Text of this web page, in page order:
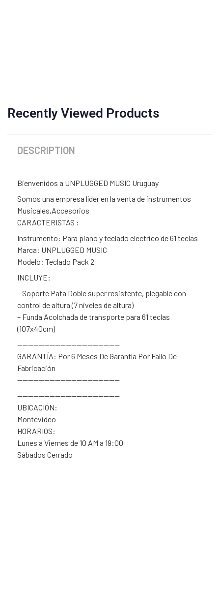
Recently Viewed Products
DESCRIPTION
Bienvenidos a UNPLUGGED MUSIC Uruguay
Somos una empresa líder en la venta de instrumentos
Musicales,Accesorios
CARACTERISTAS :
Instrumento: Para piano y teclado electrico de 61 teclas
Marca: UNPLUGGED MUSIC
Modelo: Teclado Pack 2
INCLUYE:
– Soporte Pata Doble super resistente, plegable con
control de altura (7 niveles de altura)
– Funda Acolchada de transporte para 61 teclas
(107x40cm)
———————————————————
GARANTÍA: Por 6 Meses De Garantía Por Fallo De
Fabricación
———————————————————
———————————————————
UBICACIÓN:
Montevideo
HORARIOS:
Lunes a Viernes de 10 AM a 19:00
Sábados Cerrado